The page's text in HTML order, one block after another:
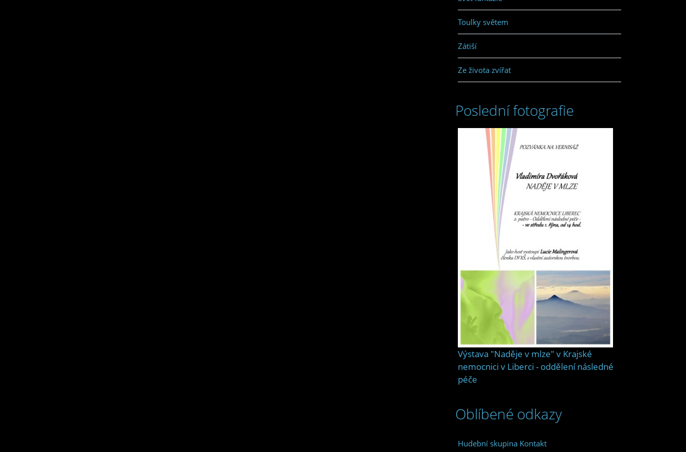
Toulky světem
Zátiší
Ze života zvířat
Poslední fotografie
Výstava "Naděje v mlze" v Krajské
nemocnici v Liberci - oddělení následné
péče
Oblíbené odkazy
Hudební skupina Kontakt